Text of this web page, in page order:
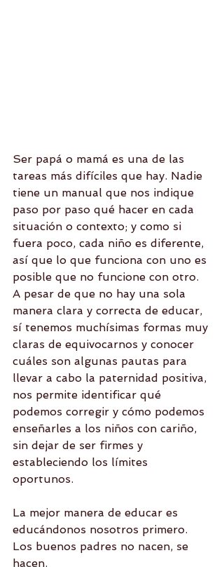
Ser papá o mamá es una de las
tareas más difíciles que hay. Nadie
tiene un manual que nos indique
paso por paso qué hacer en cada
situación o contexto; y como si
fuera poco, cada niño es diferente,
así que lo que funciona con uno es
posible que no funcione con otro.
A pesar de que no hay una sola
manera clara y correcta de educar,
sí tenemos muchísimas formas muy
claras de equivocarnos y conocer
cuáles son algunas pautas para
llevar a cabo la paternidad positiva,
nos permite identificar qué
podemos corregir y cómo podemos
enseñarles a los niños con cariño,
sin dejar de ser firmes y
estableciendo los límites
oportunos.
La mejor manera de educar es
educándonos nosotros primero.
Los buenos padres no nacen, se
hacen.